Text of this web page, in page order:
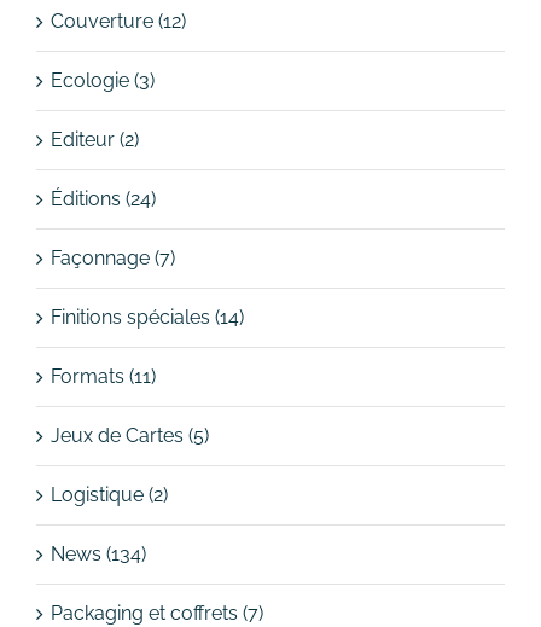
Couverture (12)
Ecologie (3)
Editeur (2)
Éditions (24)
Façonnage (7)
Finitions spéciales (14)
Formats (11)
Jeux de Cartes (5)
Logistique (2)
News (134)
Packaging et coffrets (7)